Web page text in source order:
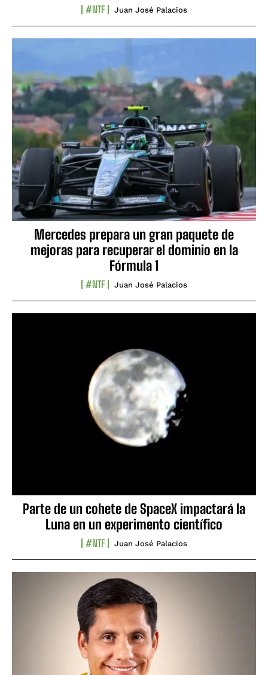
#NTF Juan José Palacios
Mercedes prepara un gran paquete de
mejoras para recuperar el dominio en la
Fórmula 1
#NTF Juan José Palacios
Parte de un cohete de SpaceX impactará la
Luna en un experimento científico
#NTF Juan José Palacios